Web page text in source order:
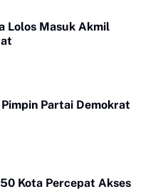
Lolos Masuk Akmil
Partai Demokrat
Kota Percepat Akses